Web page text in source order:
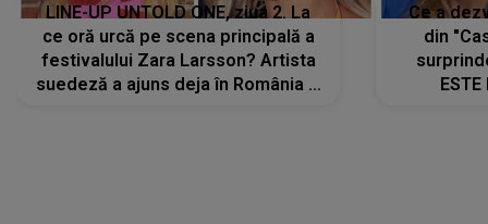
LINE-UP UNTOLD ONE, ziua 2. La
ce oră urcă pe scena principală a
festivalului Zara Larsson? Artista
suedeză a ajuns deja în România și
Ce a
din